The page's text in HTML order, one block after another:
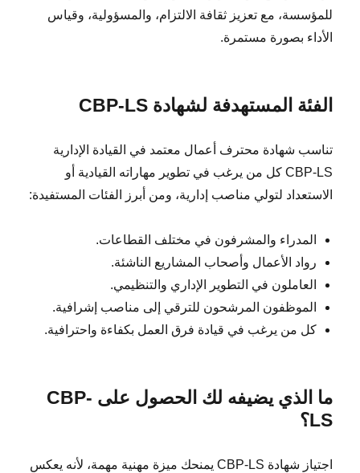
للمؤسسة، مع تعزيز ثقافة الالتزام، والمسؤولية، وقياس
الأداء بصورة مستمرة.
الفئة المستهدفة لشهادة CBP-LS
تناسب شهادة محترف أعمال معتمد في القيادة الإدارية
CBP-LS كل من يرغب في تطوير مهاراته القيادية أو
الاستعداد لتولي مناصب إدارية، ومن أبرز الفئات المستفيدة:
المدراء والمشرفون في مختلف القطاعات.
رواد الأعمال وأصحاب المشاريع الناشئة.
العاملون في التطوير الإداري والتنظيمي.
الموظفون المرشحون للترقي إلى مناصب إشرافية.
كل من يرغب في قيادة فرق العمل بكفاءة واحترافية.
ما الذي يضيفه لك الحصول على CBP-
LS؟
اجتياز شهادة CBP-LS يمنحك ميزة مهنية مهمة، لأنه يعكس